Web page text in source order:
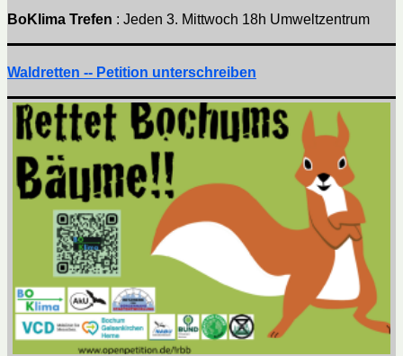
BoKlima Trefen : Jeden 3. Mittwoch 18h Umweltzentrum
Waldretten -- Petition unterschreiben